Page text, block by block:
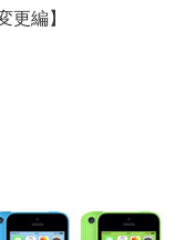
更編】